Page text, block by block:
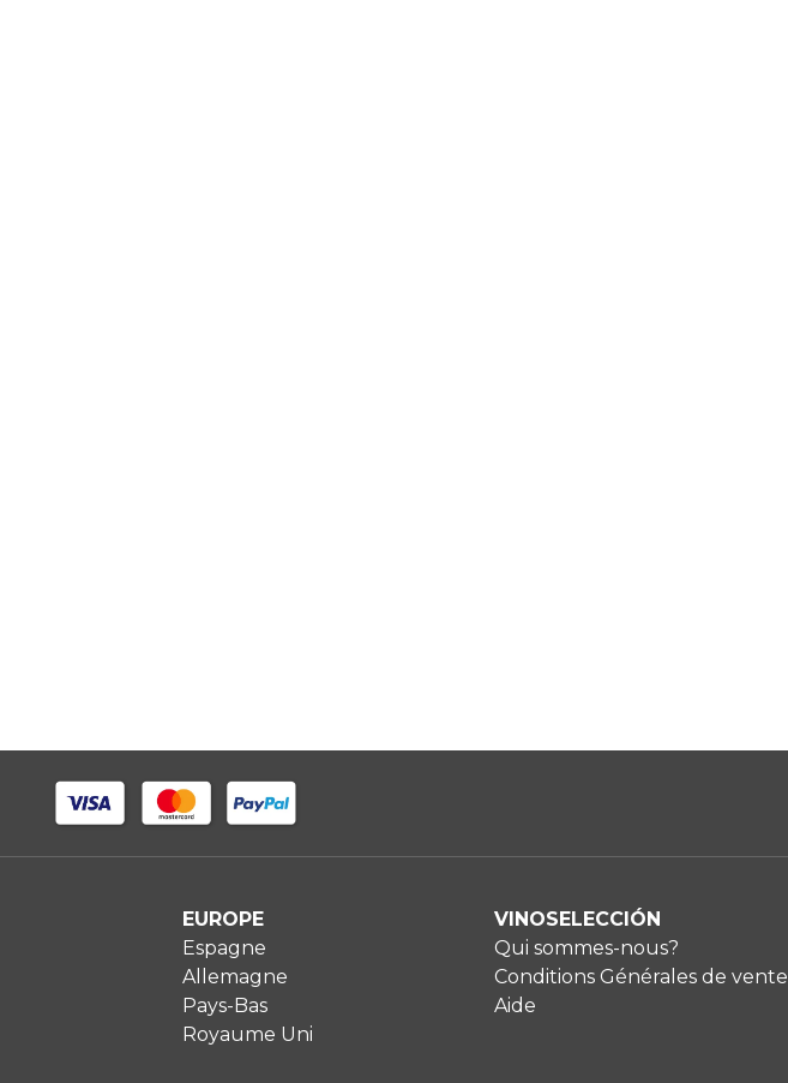
EUROPE
Espagne
Allemagne
Pays-Bas
Royaume Uni
VINOSELECCIÓN
Qui sommes-nous?
Conditions Générales de vente
Aide